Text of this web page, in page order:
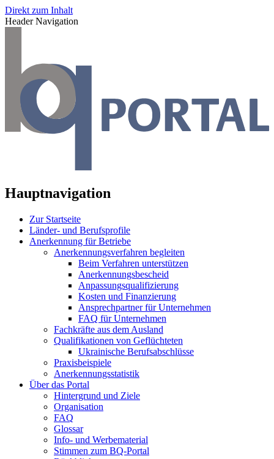
Direkt zum Inhalt
Header Navigation
Hauptnavigation
Zur Startseite
Länder- und Berufsprofile
Anerkennung für Betriebe
Anerkennungsverfahren begleiten
Beim Verfahren unterstützen
Anerkennungsbescheid
Anpassungsqualifizierung
Kosten und Finanzierung
Ansprechpartner für Unternehmen
FAQ für Unternehmen
Fachkräfte aus dem Ausland
Qualifikationen von Geflüchteten
Ukrainische Berufsabschlüsse
Praxisbeispiele
Anerkennungsstatistik
Über das Portal
Hintergrund und Ziele
Organisation
FAQ
Glossar
Info- und Werbematerial
Stimmen zum BQ-Portal